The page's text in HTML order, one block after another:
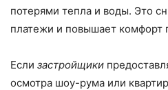
потерями тепла и воды. Это
платежи и повышает комфорт
Если застройщики
осмотра шоу-рума или